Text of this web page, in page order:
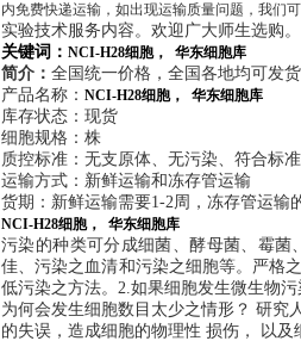
内免费快递运输，如出现运输质量问题，我们可
实验技术服务内容。欢迎广大师生选购。
关键词： NCI-H28细胞， 华东细胞库
简介： 全国统一价格，全国各地均可发
产品名称： NCI-H28细胞， 华东细胞库
库存状态：现货
细胞规格：株
质控标准：无支原体、无污染、符合标准
运输方式：新鲜运输和冻存管运输
货期：新鲜运输需要1-2周，冻存管运输
NCI-H28细胞， 华东细胞库
污染的种类可分成细菌、酵母菌、霉
佳、污染之血清和污染之细胞等。严格
低污染之方法。2.如果细胞发生微生物
为何会发生细胞数目太少之情形？ 研究
的失误，造成细胞的物理性 损伤， 以